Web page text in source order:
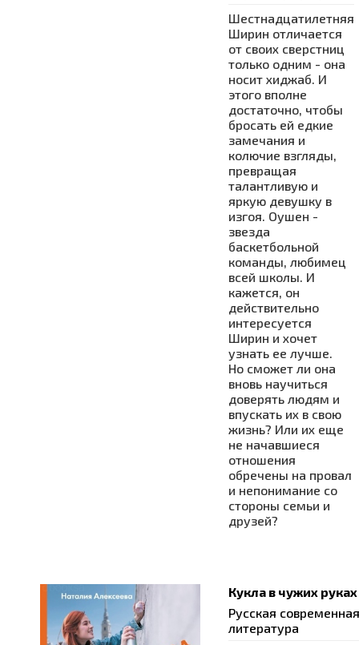
Шестнадцатилетняя
Ширин отличается
от своих сверстниц
только одним - она
носит хиджаб. И
этого вполне
достаточно, чтобы
бросать ей едкие
замечания и
колючие взгляды,
превращая
талантливую и
яркую девушку в
изгоя. Оушен -
звезда
баскетбольной
команды, любимец
всей школы. И
кажется, он
действительно
интересуется
Ширин и хочет
узнать ее лучше.
Но сможет ли она
вновь научиться
доверять людям и
впускать их в свою
жизнь? Или их еще
не начавшиеся
отношения
обречены на провал
и непонимание со
стороны семьи и
друзей?
Кукла в чужих руках
Русская современная
литература